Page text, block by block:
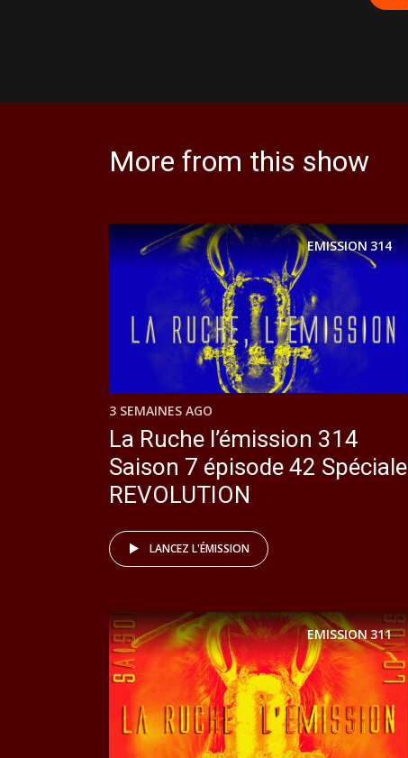
More from this show
EMISSION314
3 SEMAINES AGO
La Ruche l’émission 314
Saison 7 épisode 42 Spéciale
REVOLUTION
LANCEZ L'ÉMISSION
EMISSION311